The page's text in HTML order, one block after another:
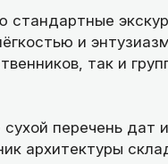
стандартные
и
так и
перечень дат
архитектуры